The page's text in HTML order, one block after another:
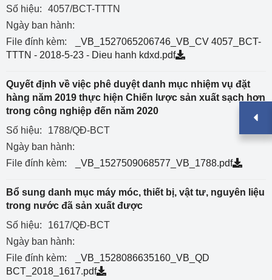
Số hiệu:
4057/BCT-TTTN
Ngày ban hành:
File đính kèm:
_VB_1527065206746_VB_CV 4057_BCT-
TTTN - 2018-5-23 - Dieu hanh kdxd.pdf
Quyết định về việc phê duyệt danh mục nhiệm vụ đặt
hàng năm 2019 thực hiện Chiến lược sản xuất sạch hơn
trong công nghiệp đến năm 2020
Số hiệu:
1788/QĐ-BCT
Ngày ban hành:
File đính kèm:
_VB_1527509068577_VB_1788.pdf
Bổ sung danh mục máy móc, thiết bị, vật tư, nguyên liệu
trong nước đã sản xuất được
Số hiệu:
1617/QĐ-BCT
Ngày ban hành:
File đính kèm:
_VB_1528086635160_VB_QD
BCT_2018_1617.pdf